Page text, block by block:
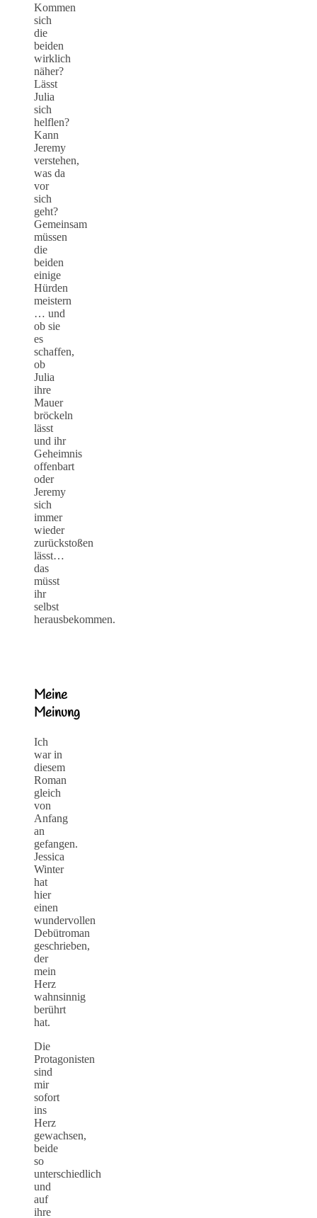
Kommen
sich
die
beiden
wirklich
näher?
Lässt
Julia
sich
helflen?
Kann
Jeremy
verstehen,
was da
vor
sich
geht?
Gemeinsam
müssen
die
beiden
einige
Hürden
meistern
… und
ob sie
es
schaffen,
ob
Julia
ihre
Mauer
bröckeln
lässt
und ihr
Geheimnis
offenbart
oder
Jeremy
sich
immer
wieder
zurückstoßen
lässt…
das
müsst
ihr
selbst
herausbekommen.
Meine
Meinung
Ich
war in
diesem
Roman
gleich
von
Anfang
an
gefangen.
Jessica
Winter
hat
hier
einen
wundervollen
Debütroman
geschrieben,
der
mein
Herz
wahnsinnig
berührt
hat.
Die
Protagonisten
sind
mir
sofort
ins
Herz
gewachsen,
beide
so
unterschiedlich
und
auf
ihre